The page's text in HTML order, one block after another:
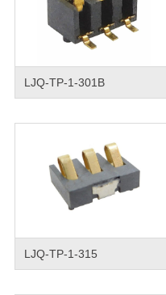
LJQ-TP-1-301B
LJQ-TP-1-315